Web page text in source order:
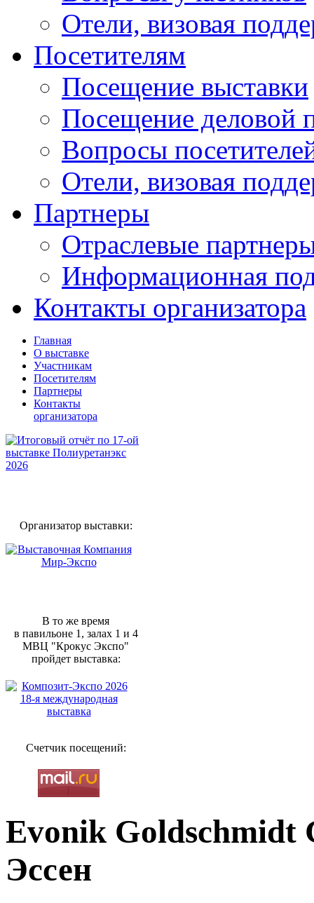
Отели, визовая
Посетителям
Посещение выставки
Посещение деловой
Вопросы
Отели, визовая
Партнеры
Отраслевые
Информационная
Контакты организатора
Главная
О выставке
Участникам
Посетителям
Партнеры
Контакты
организатора
Организатор выставки:
В то же время
в павильоне 1, залах 1 и 4
МВЦ "Крокус Экспо"
пройдет выставка:
Счетчик посещений:
Evonik Goldschmidt
Эссен